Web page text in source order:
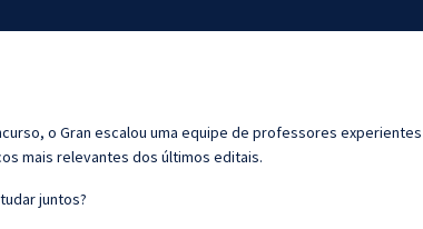
o Gran escalou uma equipe de professores
mais relevantes dos últimos editais.
juntos?